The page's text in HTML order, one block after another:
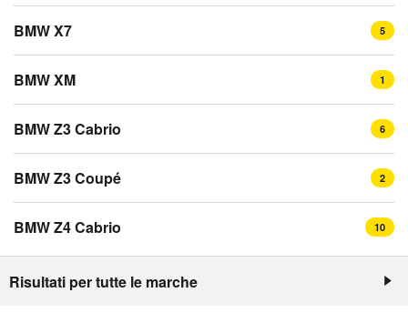
BMW X7 5
BMW XM 1
BMW Z3 Cabrio 6
BMW Z3 Coupé 2
BMW Z4 Cabrio 10
Risultati per tutte le marche